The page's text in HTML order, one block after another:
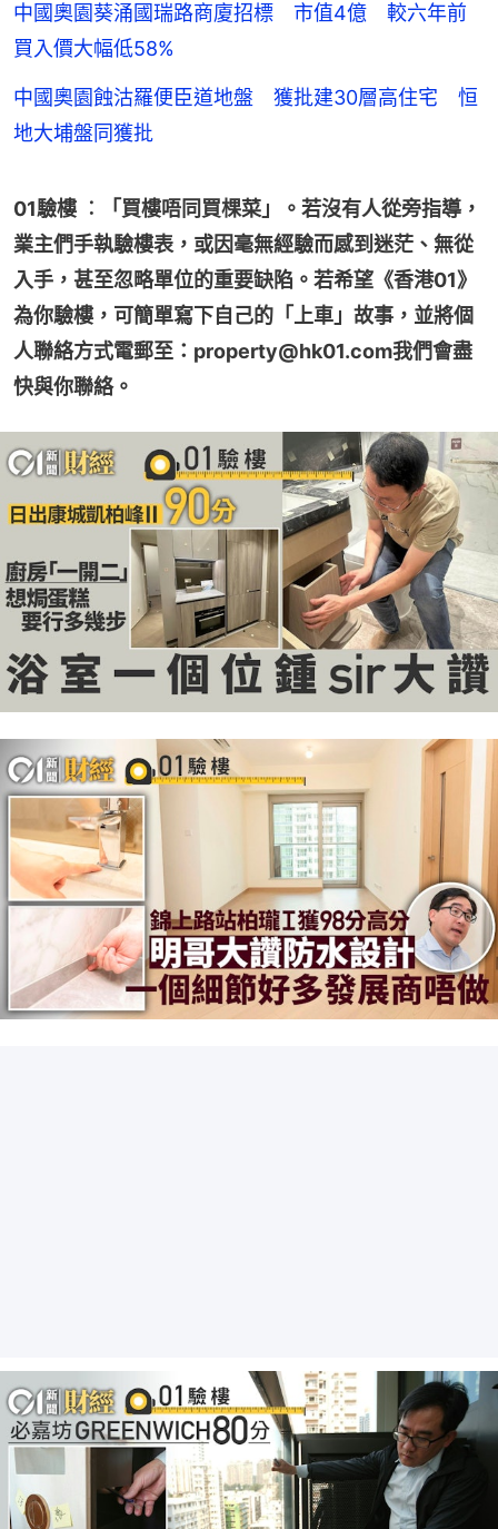
中國奧園葵涌國瑞路商廈招標 市值4億 較六年前
買入價大幅低58%
中國奧園蝕沽羅便臣道地盤 獲批建30層高住宅 恒
地大埔盤同獲批
01驗樓 ︰「買樓唔同買棵菜」。若沒有人從旁指導，
業主們手執驗樓表，或因毫無經驗而感到迷茫、無從
入手，甚至忽略單位的重要缺陷。若希望《香港01》
為你驗樓，可簡單寫下自己的「上車」故事，並將個
人聯絡方式電郵至：property@hk01.com我們會盡
快與你聯絡。